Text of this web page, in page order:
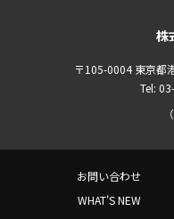
株
〒105-0004 東京都
Tel:
お問い合わせ
WHAT'S NEW